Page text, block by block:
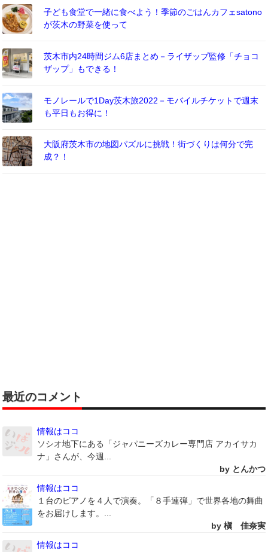
子ども食堂で一緒に食べよう！季節のごはんカフェsatono
が茨木の野菜を使って
茨木市内24時間ジム6店まとめ－ライザップ監修「チョコ
ザップ」もできる！
モノレールで1Day茨木旅2022－モバイルチケットで週末
も平日もお得に！
大阪府茨木市の地図パズルに挑戦！街づくりは何分で完
成？！
最近のコメント
情報はココ
ソシオ地下にある「ジャパニーズカレー専門店 アカイサカ
ナ」さんが、今週...
by とんかつ
情報はココ
１台のピアノを４人で演奏。「８手連弾」で世界各地の舞曲
をお届けします。...
by 槇 佳奈実
情報はココ